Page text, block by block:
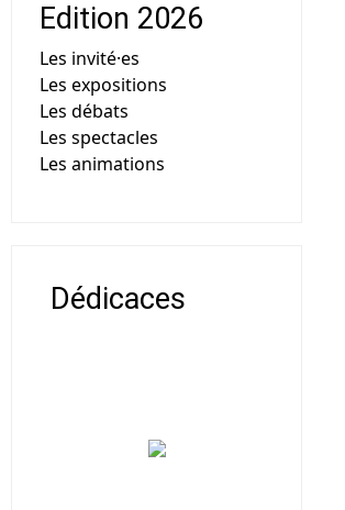
Edition 2026
Les invité·es
Les expositions
Les débats
Les spectacles
Les animations
Dédicaces